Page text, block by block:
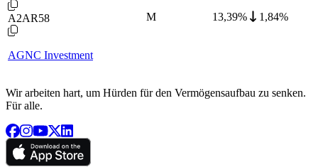
A2AR58
AGNC Investment
M 13,39% 1,84%
Wir arbeiten hart, um Hürden für den Vermögensaufbau zu senken.
Für alle.